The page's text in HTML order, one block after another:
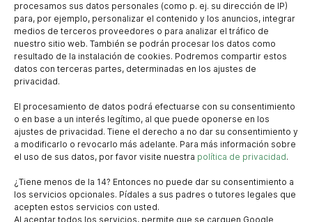
procesamos sus datos personales (como p. ej. su dirección de IP)
para, por ejemplo, personalizar el contenido y los anuncios, integrar
medios de terceros proveedores o para analizar el tráfico de
nuestro sitio web. También se podrán procesar los datos como
resultado de la instalación de cookies. Podremos compartir estos
datos con terceras partes, determinadas en los ajustes de
privacidad.
El procesamiento de datos podrá efectuarse con su consentimiento
o en base a un interés legítimo, al que puede oponerse en los
ajustes de privacidad. Tiene el derecho a no dar su consentimiento y
a modificarlo o revocarlo más adelante. Para más información sobre
el uso de sus datos, por favor visite nuestra política de privacidad.
¿Tiene menos de la 14? Entonces no puede dar su consentimiento a
los servicios opcionales. Pídales a sus padres o tutores legales que
acepten estos servicios con usted.
Al aceptar todos los servicios, permite que se carguen Google